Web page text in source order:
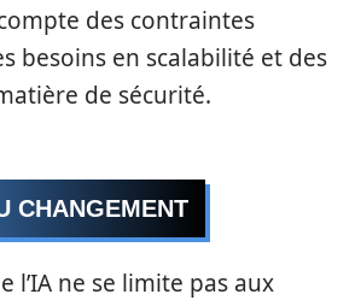
des contraintes
besoins en scalabilité et des
de sécurité.
CHANGEMENT
l’IA ne se limite pas aux